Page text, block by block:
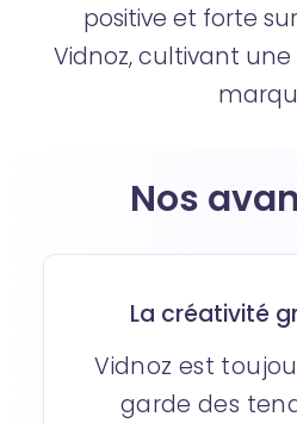
positive et forte
Vidnoz, cultivant
Nos
La créativité
Vidnoz est
garde des